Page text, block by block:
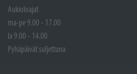
Aukioloajat
ma-pe 9.00 - 17.00
la 9.00 - 14.00
Pyhäpäivät suljettuna